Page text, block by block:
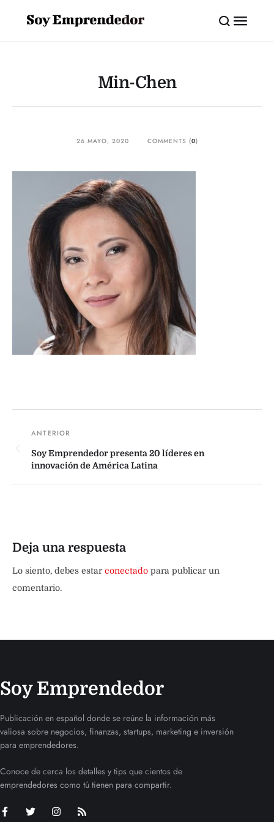
Min-Chen
26 MAYO, 2020 COMMENTS (0)
Soy Emprendedor presenta 20 líderes en
innovación de América Latina
Deja una respuesta
Lo siento, debes estarconectado para publicar un
comentario.
Soy Emprendedor
Publicación en español donde se reúne la información más
valiosa sobre negocios, finanzas, startups, marketing e inversión
para emprendedores.
Conoce de cerca los detalles y tips que cientos de
emprendedores como tú tienen para compartir.